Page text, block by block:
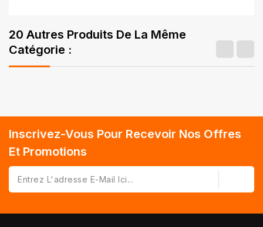
20 Autres Produits De La Même
Catégorie :
Inscrivez-Vous Pour Recevoir Nos Offres
Et Promotions